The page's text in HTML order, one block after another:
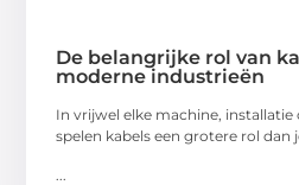
De belangrijke rol van
moderne industrieën
In vrijwel elke machine,
spelen kabels een grotere rol dan